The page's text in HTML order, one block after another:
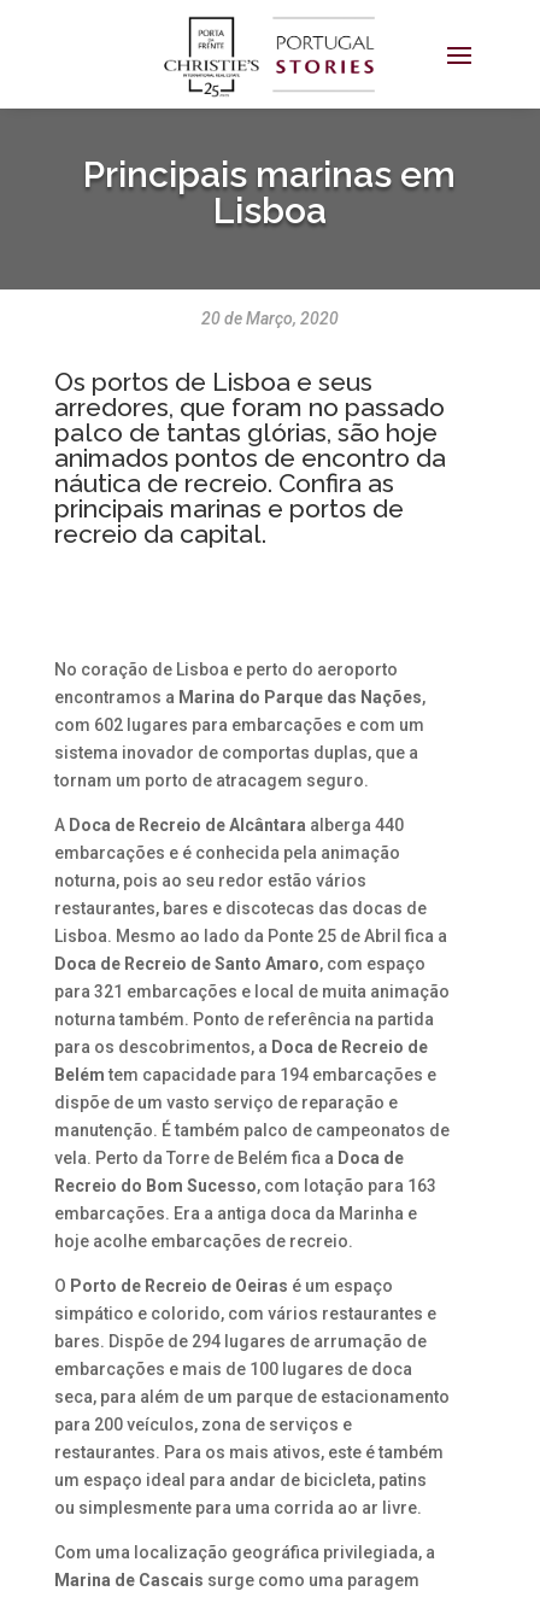
Principais marinas em
Lisboa
20 de Março, 2020
Os portos de Lisboa e seus
arredores, que foram no passado
palco de tantas glórias, são hoje
animados pontos de encontro da
náutica de recreio. Confira as
principais marinas e portos de
recreio da capital.
No coração de Lisboa e perto do aeroporto
encontramos a Marina do Parque das Nações,
com 602 lugares para embarcações e com um
sistema inovador de comportas duplas, que a
tornam um porto de atracagem seguro.
A Doca de Recreio de Alcântara alberga 440
embarcações e é conhecida pela animação
noturna, pois ao seu redor estão vários
restaurantes, bares e discotecas das docas de
Lisboa. Mesmo ao lado da Ponte 25 de Abril fica a
Doca de Recreio de Santo Amaro, com espaço
para 321 embarcações e local de muita animação
noturna também. Ponto de referência na partida
para os descobrimentos, a Doca de Recreio de
Belémtem capacidade para 194 embarcações e
dispõe de um vasto serviço de reparação e
manutenção. É também palco de campeonatos de
vela. Perto da Torre de Belém fica a Doca de
Recreio do Bom Sucesso, com lotação para 163
embarcações. Era a antiga doca da Marinha e
hoje acolhe embarcações de recreio.
O Porto de Recreio de Oeiras é um espaço
simpático e colorido, com vários restaurantes e
bares. Dispõe de 294 lugares de arrumação de
embarcações e mais de 100 lugares de doca
seca, para além de um parque de estacionamento
para 200 veículos, zona de serviços e
restaurantes. Para os mais ativos, este é também
um espaço ideal para andar de bicicleta, patins
ou simplesmente para uma corrida ao ar livre.
Com uma localização geográfica privilegiada, a
Marina de Cascais surge como uma paragem